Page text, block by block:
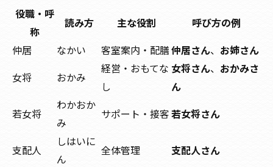
役職・呼
称
読み方 主な役割
呼び方の例
仲居
なかい 客室案内・配膳仲居さん、 お姉さん
女将
おかみ
経営・おもてな
し
女将さん、 おかみさ
ん
若女将
わかおか
み
サポート・接客若女将さん
支配人
しはいに
ん
全体管理
支配人さん